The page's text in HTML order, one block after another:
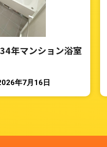
年マンション浴室
年7月16日